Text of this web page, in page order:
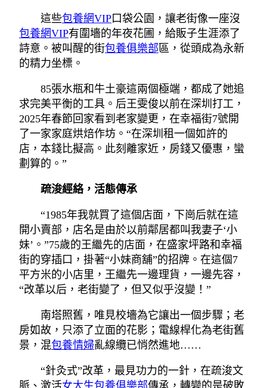
這些包養網VIP口袋公園，讓老街像一座沒
包養網VIP有圍墻的年夜花圃，給販子生涯添了
詩意。被叫醒的街包養俱樂部區，從頭成為永新
的精力坐標。
85張水瓶和牛土豪這兩個極端，都成了她追
求完美平衡的工具。后王雯俊以前在深圳打工，
2025年春節回家看到老家變更，在幸福街7號開
了一家家庭烘焙作坊。“在深圳租一個如許的
店，本錢比擬高。此刻離家近，房錢又優惠，蠻
劃算的。”
疏浚經絡，活態傳承
“1985年我就買了這個店面，下崗后就在這
開小賣部，店名是由於以前鄰居都叫我妻子‘小
妹’。”75歲的王繼先的店面，在盛家坪路和幸福
街的穿插口，掛著“小妹商舖”的招牌。在這個7
平方米的小店里，王繼先一邊理貨，一邊先容，
“改革以后，老街變了，但又似乎沒變！”
南塔照舊，唯見校墻為它讓出一個步驟；老
房如故，只添了立面的花影；電線桿化為老街舊
景，混包養情婦亂線纜已悄然進地……
“針灸式”改革，最見功力的一針，在疏浚文